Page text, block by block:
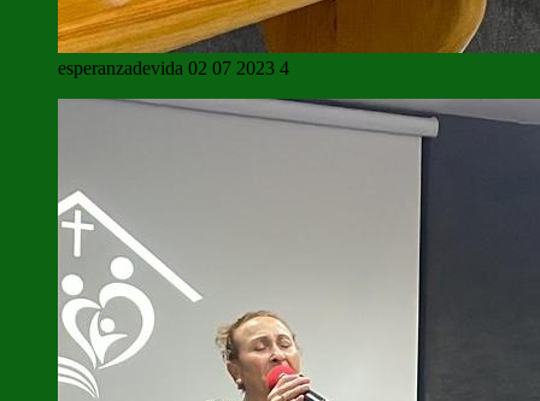
esperanzadevida 02 07 2023 4